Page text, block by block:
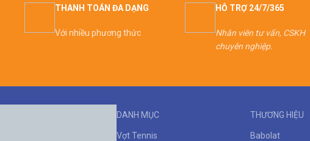
THANH TOÁN ĐA DẠNG
Với nhiều phương thức
HỖ TRỢ 24/7/365
Nhân viên tư vấn, CSKH
chuyên nghiệp.
DANH MỤC
Vợt Tennis
THƯƠNG HIỆU
Babolat